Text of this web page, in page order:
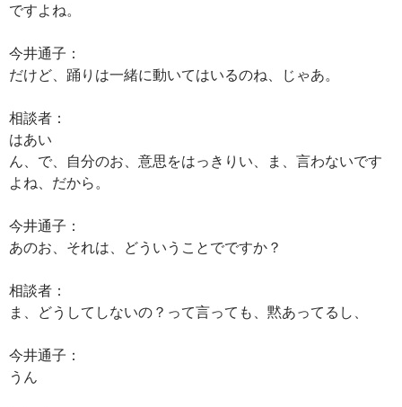
ですよね。
今井通子：
だけど、踊りは一緒に動いてはいるのね、じゃあ。
相談者：
はあい
ん、で、自分のお、意思をはっきりい、ま、言わないです
よね、だから。
今井通子：
あのお、それは、どういうことでですか？
相談者：
ま、どうしてしないの？って言っても、黙あってるし、
今井通子：
うん